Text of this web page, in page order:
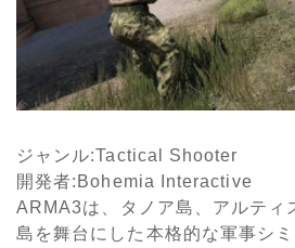
ジャンル:Tactical Shooter
開発者:Bohemia Interactive
ARMA3は、タノア島、アルティ
島を舞台にした本格的な軍事シ